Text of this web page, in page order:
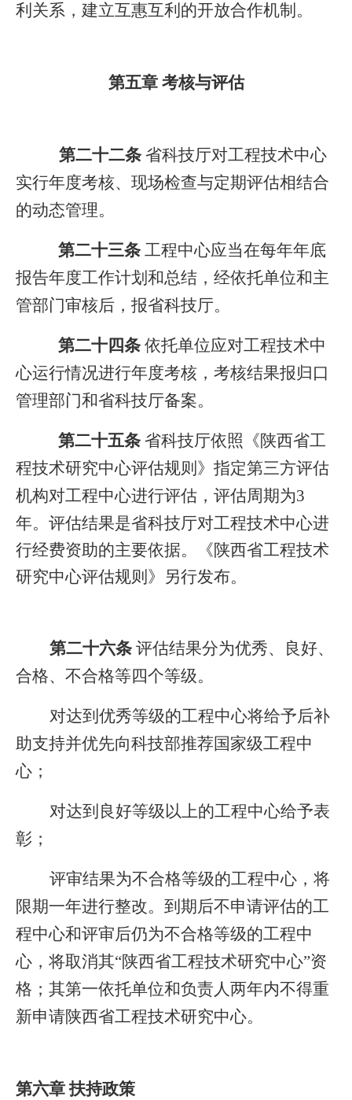
利关系，建立互惠互利的开放合作机制。
第五章 考核与评估
第二十二条省科技厅对工程技术中心
实行年度考核、现场检查与定期评估相结合
的动态管理。
第二十三条 工程中心应当在每年年底
报告年度工作计划和总结，经依托单位和主
管部门审核后，报省科技厅。
第二十四条 依托单位应对工程技术中
心运行情况进行年度考核，考核结果报归口
管理部门和省科技厅备案。
第二十五条 省科技厅依照《陕西省工
程技术研究中心评估规则》指定第三方评估
机构对工程中心进行评估，评估周期为3
年。评估结果是省科技厅对工程技术中心进
行经费资助的主要依据。《陕西省工程技术
研究中心评估规则》另行发布。
第二十六条 评估结果分为优秀、良好、
合格、不合格等四个等级。
对达到优秀等级的工程中心将给予后补
助支持并优先向科技部推荐国家级工程中
心；
对达到良好等级以上的工程中心给予表
彰；
评审结果为不合格等级的工程中心，将
限期一年进行整改。到期后不申请评估的工
程中心和评审后仍为不合格等级的工程中
心，将取消其“陕西省工程技术研究中心”资
格；其第一依托单位和负责人两年内不得重
新申请陕西省工程技术研究中心。
第六章 扶持政策